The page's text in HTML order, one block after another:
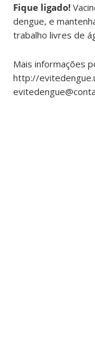
Fique ligado!
dengue, e
trabalho livres de
Mais informações
http://